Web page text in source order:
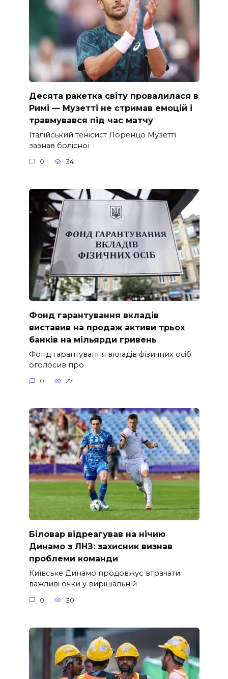
Десята ракетка світу провалилася в
Римі — Музетті не стримав емоцій і
травмувався під час матчу
Італійський тенісист Лоренцо Музетті
зазнав болісної
0 34
Фонд гарантування вкладів
виставив на продаж активи трьох
банків на мільярди гривень
Фонд гарантування вкладів фізичних осіб
оголосив про
0 27
Біловар відреагував на нічию
Динамо з ЛНЗ: захисник визнав
проблеми команди
Київське Динамо продовжує втрачати
важливі очки у вирішальній
0 30